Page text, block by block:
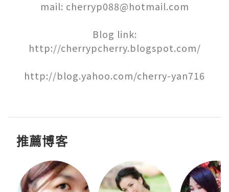
mail: cherryp088@hotmail.com
Blog link:
http://cherrypcherry.blogspot.com/
http://blog.yahoo.com/cherry-yan716
推薦博客